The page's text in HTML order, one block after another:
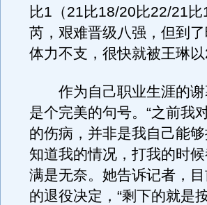
比1（21比18/20比22/21
芮，艰难晋级八强，但到
体力不支，很快就被王琳以
作为自己职业生涯的谢
是个完美的句号。“之前我
的伤病，并非是我自己能
知道我的情况，打我的时
满是无奈。她告诉记者，
的退役决定，“剩下的就是